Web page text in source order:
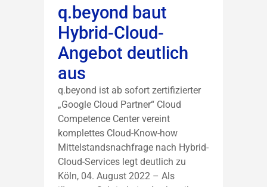
q.beyond baut
Hybrid-Cloud-
Angebot deutlich
aus
q.beyond ist ab sofort zertifizierter
„Google Cloud Partner“ Cloud
Competence Center vereint
komplettes Cloud-Know-how
Mittelstandsnachfrage nach Hybrid-
Cloud-Services legt deutlich zu
Köln, 04. August 2022 – Als